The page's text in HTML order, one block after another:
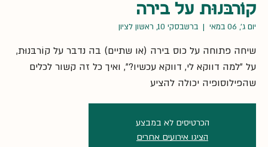
קוֹרבּנוּת על בירה
יום ג׳, 06 במאי
  |
ברשבסקי 10, ראשון לציון
שיחה פתוחה על כוס בירה (או שתיים) בה נדבר על קוֹרבּנוּת,
על ״למה דווקא לי, דווקא עכשיו?״, ואיך כל זה קשור לכלים
שהפילוסופיה יכולה להציע
הכרטיסים לא במבצע
הציגו אירועים אחרים